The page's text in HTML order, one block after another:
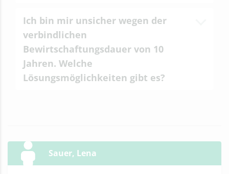
Ich bin mir unsicher wegen der
verbindlichen
Bewirtschaftungsdauer von 10
Jahren. Welche
Lösungsmöglichkeiten gibt es?
Sauer, Lena